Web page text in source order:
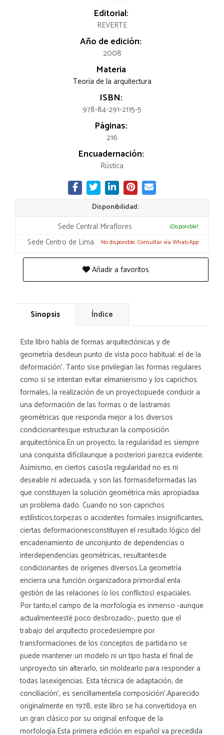
Editorial:
REVERTE
Año de edición:
2008
Materia
Teoría de la arquitectura
ISBN:
978-84-291-2115-5
Páginas:
216
Encuadernación:
Rústica
Disponibilidad:
Sede Central Miraflores ¡Disponible!
Sede Centro de Lima No disponible. Consultar vía WhatsApp
Añadir a favoritos
Sinopsis Índice
Este libro habla de formas arquitectónicas y de
geometría desdeun punto de vista poco habitual: el de la
deformación'. Tanto sise privilegian las formas regulares
como si se intentan evitar elmanierismo y los caprichos
formales, la realización de un proyectopuede conducir a
una deformación de las formas o de lastramas
geométricas que responda mejor a los diversos
condicionantesque estructuran la composición
arquitectónica.En un proyecto, la regularidad es siempre
una conquista difícilaunque a posteriori parezca evidente.
Asimismo, en ciertos casosla regularidad no es ni
deseable ni adecuada, y son las formasdeformadas las
que constituyen la solución geométrica más apropiadaa
un problema dado. Cuando no son caprichos
estilísticos,torpezas o accidentes formales insignificantes,
ciertas deformacionesconstituyen el resultado lógico del
encadenamiento de unconjunto de dependencias o
interdependencias geométricas, resultantesde
condicionantes de orígenes diversos.La geometría
encierra una función organizadora primordial enla
gestión de las relaciones (o los conflictos) espaciales.
Por tanto,el campo de la morfología es inmenso -aunque
actualmenteesté poco desbrozado-, puesto que el
trabajo del arquitecto procedesiempre por
transformaciones de los conceptos de partida:no se
puede mantener un modelo ni un tipo hasta el final de
unproyecto sin alterarlo, sin moldearlo para responder a
todas lasexigencias. Esta técnica de adaptación, de
conciliación', es sencillamentela composición'.Aparecido
originalmente en 1978, este libro se ha convertidoya en
un gran clásico por su original enfoque de la
morfología.Esta primera edición en español va precedida